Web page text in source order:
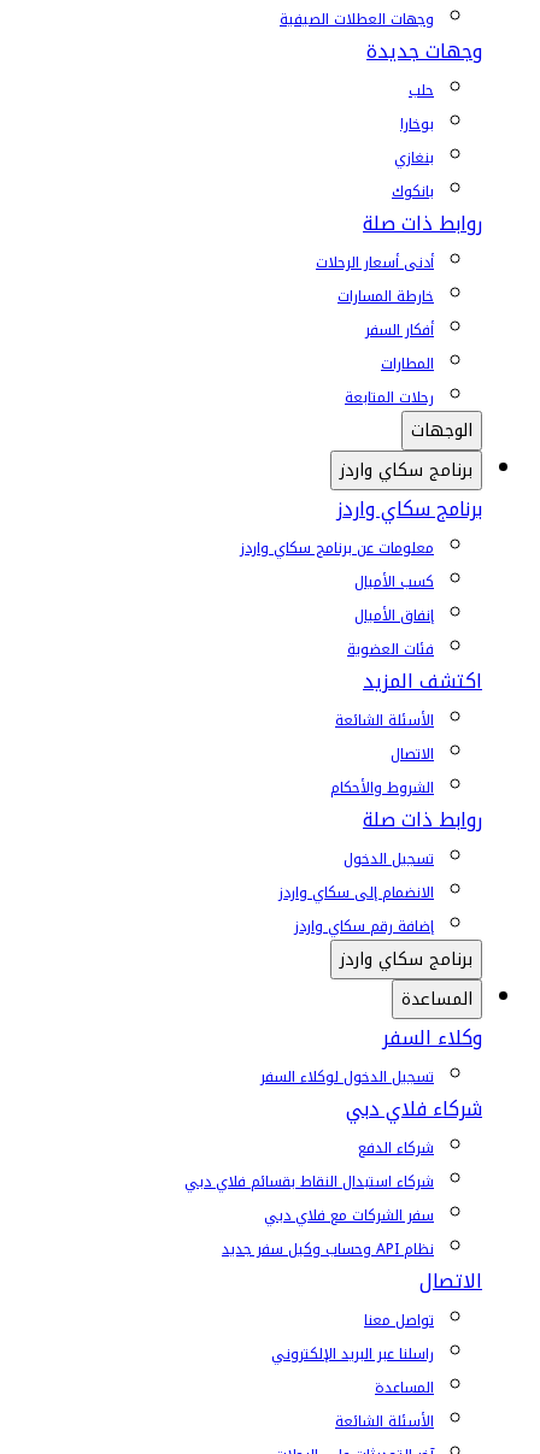
وجهات العطلات الصيفية
وجهات جديدة
حلب
بوخارا
بنغازي
بانكوك
روابط ذات صلة
أدنى أسعار الرحلات
خارطة المسارات
أفكار السفر
المطارات
رحلات المتابعة
الوجهات
برنامج سكاي واردز
برنامج سكاي واردز
معلومات عن برنامج سكاي واردز
كسب الأميال
إنفاق الأميال
فئات العضوية
اكتشف المزيد
الأسئلة الشائعة
الاتصال
الشروط والأحكام
روابط ذات صلة
تسجيل الدخول
الانضمام إلى سكاي واردز
إضافة رقم سكاي واردز
برنامج سكاي واردز
المساعدة
وكلاء السفر
تسجيل الدخول لوكلاء السفر
شركاء فلاي دبي
شركاء الدفع
شركاء استبدال النقاط بقسائم فلاي دبي
سفر الشركات مع فلاي دبي
نظام API وحساب وكيل سفر جديد
الاتصال
تواصل معنا
راسلنا عبر البريد الإلكتروني
المساعدة
الأسئلة الشائعة